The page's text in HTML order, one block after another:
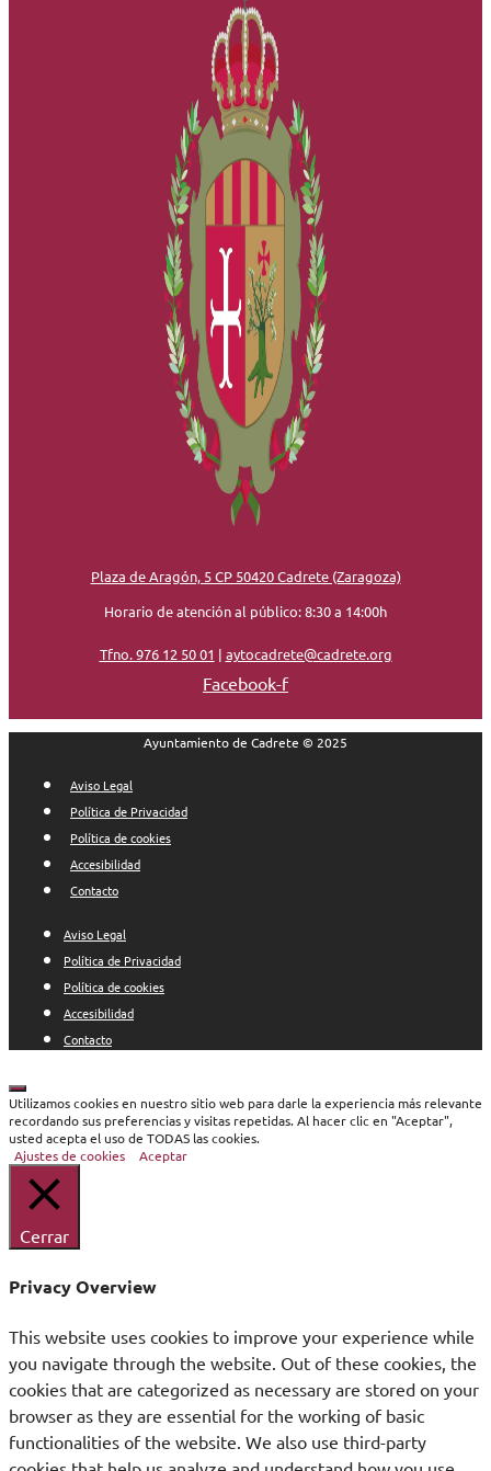
Plaza de Aragón, 5 CP 50420 Cadrete (Zaragoza)
Horario de atención al público: 8:30 a 14:00h
Tfno. 976 12 50 01 | aytocadrete@cadrete.org
Facebook-f
Ayuntamiento de Cadrete © 2025
Aviso Legal
Política de Privacidad
Política de cookies
Accesibilidad
Contacto
Aviso Legal
Política de Privacidad
Política de cookies
Accesibilidad
Contacto
Cerrar
Utilizamos cookies en nuestro sitio web para darle la experiencia más relevante
recordando sus preferencias y visitas repetidas. Al hacer clic en "Aceptar",
usted acepta el uso de TODAS las cookies.
Ajustes de cookies
Aceptar
Cerrar
Privacy Overview
This website uses cookies to improve your experience while
you navigate through the website. Out of these cookies, the
cookies that are categorized as necessary are stored on your
browser as they are essential for the working of basic
functionalities of the website. We also use third-party